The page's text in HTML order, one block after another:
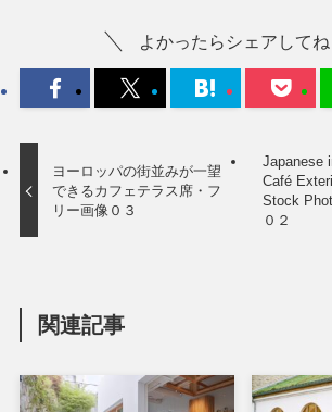
よかったらシェアしてね
ヨーロッパの街並みが一望
できるカフェテラス席・フ
リー画像０３
Japanese
Café
Stock
０２
関連記事